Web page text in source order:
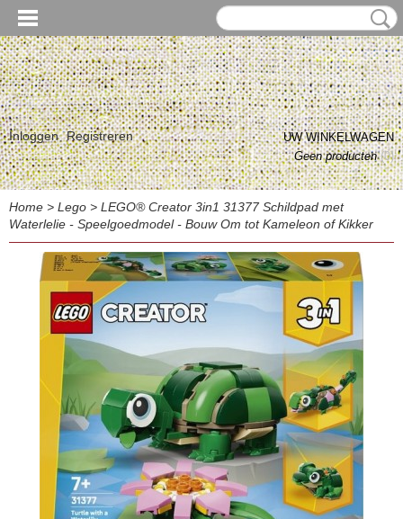
Inloggen Registreren
UW WINKELWAGEN
Geen producten(0)
Home > Lego > LEGO® Creator 3in1 31377 Schildpad met
Waterlelie - Speelgoedmodel - Bouw Om tot Kameleon of Kikker